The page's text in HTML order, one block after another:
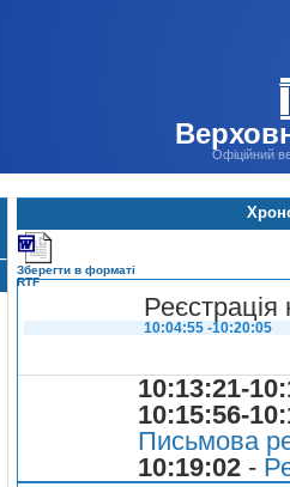
Офіційний
Зберегти в форматі
RTF
Реєстрація
10:04:55 -10:20:05
10:13:21-
10:15:56-
Письмова
10:19:02 -